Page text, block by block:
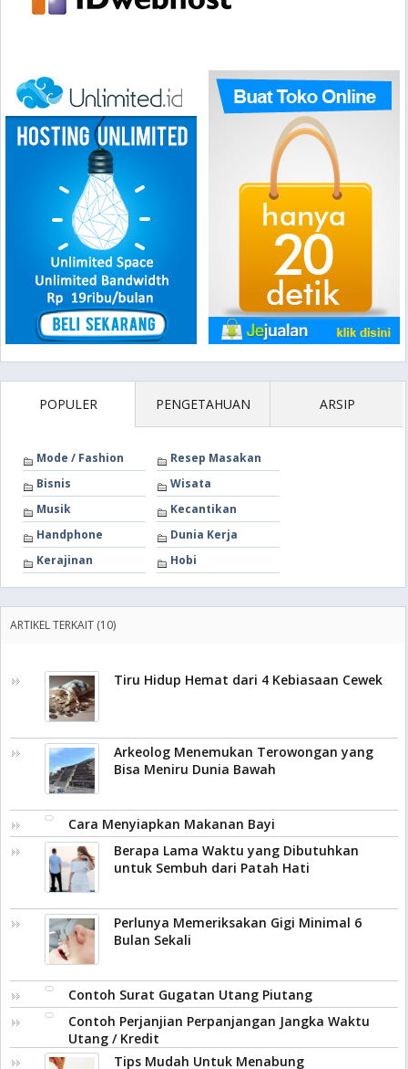
POPULER PENGETAHUAN ARSIP
Mode / Fashion
Resep Masakan
Bisnis
Wisata
Musik
Kecantikan
Handphone
Dunia Kerja
Kerajinan
Hobi
ARTIKEL TERKAIT (10)
Tiru Hidup Hemat dari 4 Kebiasaan Cewek
Arkeolog Menemukan Terowongan yang
Bisa Meniru Dunia Bawah
Cara Menyiapkan Makanan Bayi
Berapa Lama Waktu yang Dibutuhkan
untuk Sembuh dari Patah Hati
Perlunya Memeriksakan Gigi Minimal 6
Bulan Sekali
Contoh Surat Gugatan Utang Piutang
Contoh Perjanjian Perpanjangan Jangka Waktu
Utang / Kredit
Tips Mudah Untuk Menabung